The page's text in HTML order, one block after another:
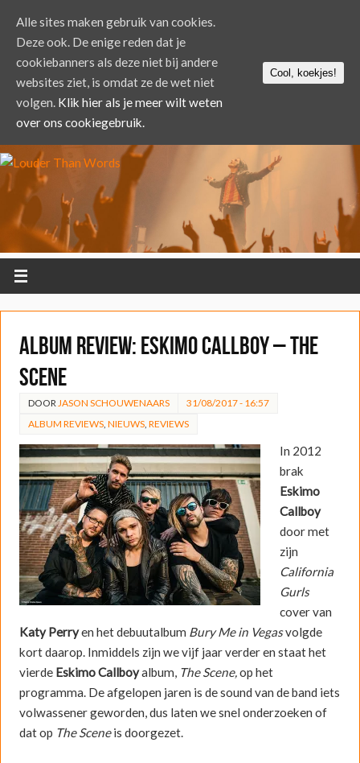
ALBUM REVIEW: Eskimo Callboy – The
Scene
DOOR JASON SCHOUWENAARS
31/08/2017 - 16:57
ALBUM REVIEWS, NIEUWS, REVIEWS
In 2012
brak
Eskimo
Callboy
door met
zijn
California
Gurls
cover van
Katy Perryen het debuutalbum Bury Me in Vegasvolgde
kort daarop. Inmiddels zijn we vijf jaar verder en staat het
vierde Eskimo Callboyalbum, The Scene,op het
programma. De afgelopen jaren is de sound van de band iets
volwassener geworden, dus laten we snel onderzoeken of
dat op The Sceneis doorgezet.
Alle sites maken gebruik van cookies.
Deze ook. De enige reden dat je
cookiebanners als deze niet bij andere
websites ziet, is omdat ze de wet niet
volgen. Klik hier als je meer wilt weten
over ons cookiegebruik.
Cool, koekjes!